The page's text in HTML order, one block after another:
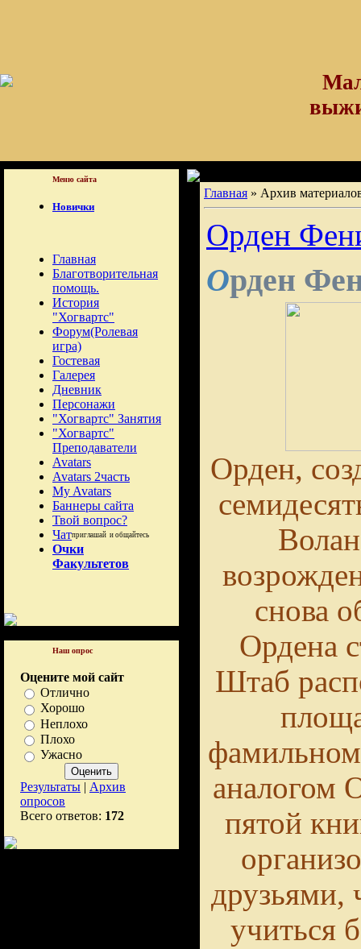
Меню сайта
Новички
Главная
Благотворительная
помощь.
История
"Хогвартс"
Форум(Ролевая
игра)
Гостевая
Галерея
Дневник
Персонажи
"Хогвартс" Занятия
"Хогвартс"
Преподаватели
Avatars
Avatars 2часть
My Avatars
Баннеры сайта
Твой вопрос?
Чатприглашай и общайтесь
Очки
Факультетов
Наш опрос
Оцените мой сайт
Отлично
Хорошо
Неплохо
Плохо
Ужасно
Результаты | Архив
опросов
Всего ответов: 172
Главная » Архив
Орден
Орден
Орден,
снова
Ордена
Штаб
аналогом
пятой
друзьями,
учиться